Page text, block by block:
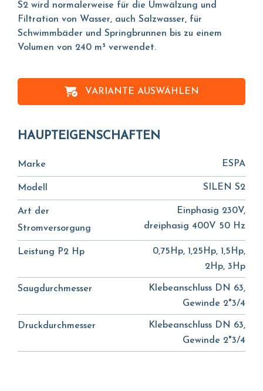
S2 wird normalerweise für die Umwälzung und
Filtration von Wasser, auch Salzwasser, für
Schwimmbäder und Springbrunnen bis zu einem
Volumen von 240 m³ verwendet.
VARIANTE AUSWÄHLEN
HAUPTEIGENSCHAFTEN
Marke ESPA
Modell SILEN S2
Art der
Stromversorgung
Einphasig 230V,
dreiphasig 400V 50 Hz
Leistung P2 Hp
0,75Hp, 1,25Hp, 1,5Hp,
2Hp, 3Hp
Saugdurchmesser
Klebeanschluss DN 63,
Gewinde 2"3/4
Druckdurchmesser
Klebeanschluss DN 63,
Gewinde 2"3/4